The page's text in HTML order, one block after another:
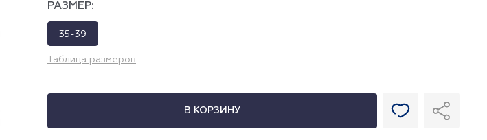
РАЗМЕР:
35-39
Таблица размеров
В КОРЗИНУ